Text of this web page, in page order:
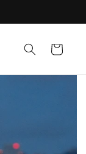
物